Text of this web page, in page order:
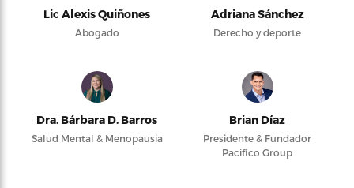
Lic Alexis Quiñones
Abogado
Adriana Sánchez
Derecho y deporte
Dra. Bárbara D. Barros
Salud Mental & Menopausia
Brian Díaz
Presidente & Fundador
Pacifico Group